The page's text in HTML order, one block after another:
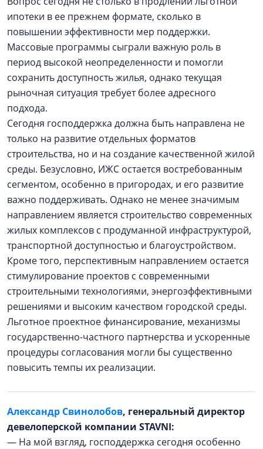
ипотеки в ее прежнем формате, сколько в
повышении эффективности мер поддержки.
Массовые программы сыграли важную роль в
период высокой неопределенности и помогли
сохранить доступность жилья, однако текущая
рыночная ситуация требует более адресного
подхода.
Сегодня господдержка должна быть направлена не
только на развитие отдельных форматов
строительства, но и на создание качественной жилой
среды. Безусловно, ИЖС остается востребованным
сегментом, особенно в пригородах, и его развитие
важно поддерживать. Однако не менее значимым
направлением является строительство современных
жилых комплексов с продуманной инфраструктурой,
транспортной доступностью и благоустройством.
Кроме того, перспективным направлением остается
стимулирование проектов с современными
строительными технологиями, энергоэффективными
решениями и высоким качеством городской среды.
Льготное проектное финансирование, механизмы
государственно-частного партнерства и ускоренные
процедуры согласования могли бы существенно
повысить темпы их реализации.
Александр Свинолобов, генеральный директор
девелоперской компании STAVNI:
— На мой взгляд, господдержка сегодня особенно